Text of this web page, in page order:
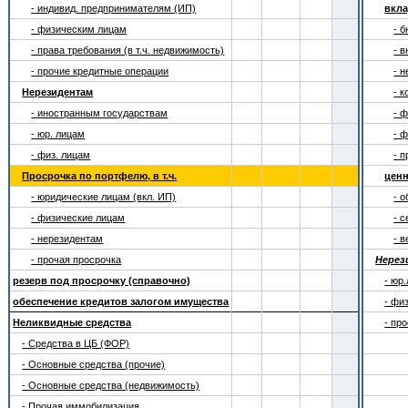
- индивид. предпринимателям (ИП)
- физическим лицам
- права требования (в т.ч. недвижимость)
- прочие кредитные операции
Нерезидентам
- иностранным государствам
- юр. лицам
- физ. лицам
Просрочка по портфелю, в т.ч.
- юридические лицам (вкл. ИП)
- физические лицам
- нерезидентам
- прочая просрочка
резерв под просрочку (справочно)
обеспечение кредитов залогом имущества
Неликвидные средства
- Средства в ЦБ (ФОР)
- Основные средства (прочие)
- Основные средства (недвижимость)
-
-
-
-
-
-
-
-
-
-
-
-
-